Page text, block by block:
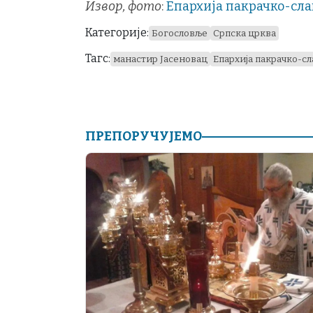
Извор, фото:Епархија пакрачко-
Категорије: Богословље Српска црква
Тагс: манастир Јасеновац Епархија пакрачко-
ПРЕПОРУЧУЈЕМО